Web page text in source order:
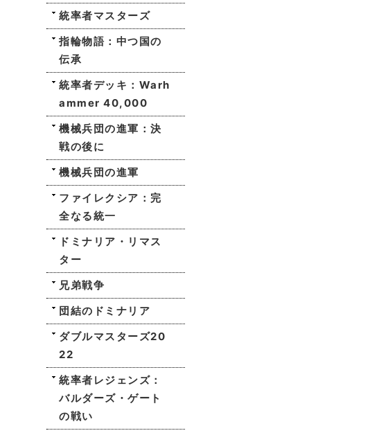
統率者マスターズ
指輪物語：中つ国の
伝承
統率者デッキ：Warh
ammer 40,000
機械兵団の進軍：決
戦の後に
機械兵団の進軍
ファイレクシア：完
全なる統一
ドミナリア・リマス
ター
兄弟戦争
団結のドミナリア
ダブルマスターズ20
22
統率者レジェンズ：
バルダーズ・ゲート
の戦い